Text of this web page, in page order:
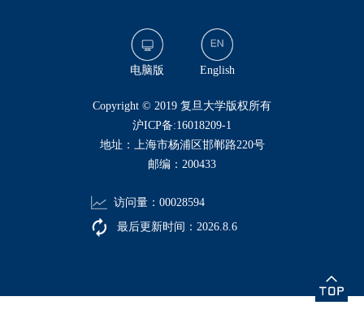
电脑版 English
​Copyright © 2019 复旦大学版权所有
沪ICP备:16018209-1
地址：上海市杨浦区邯郸路220号
邮编：200433
访问量： 00028594
最后更新时间： 2026 8 6